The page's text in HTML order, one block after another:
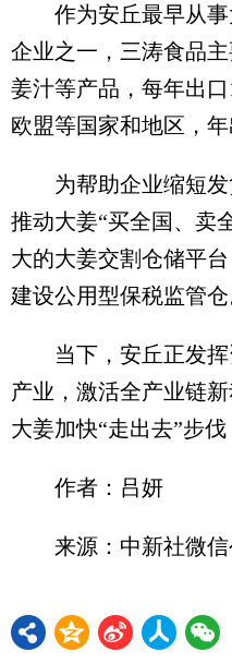
作为安丘最早从事
企业之一，三涛食品
姜汁等产品，每年出口
欧盟等国家和地区，年
为帮助企业缩短发
推动大姜“买全国、卖
大的大姜交割仓储平
建设公用型保税监管仓
当下，安丘正发挥
产业，激活全产业链
大姜加快“走出去”步伐
作者：吕妍
来源：中新社微信